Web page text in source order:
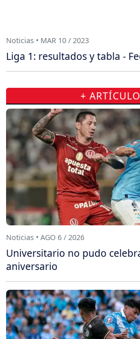
Noticias • MAR 10 / 2023
Liga 1: resultados y tabla -
+
Noticias • AGO 6 / 2026
Universitario no pudo
aniversario